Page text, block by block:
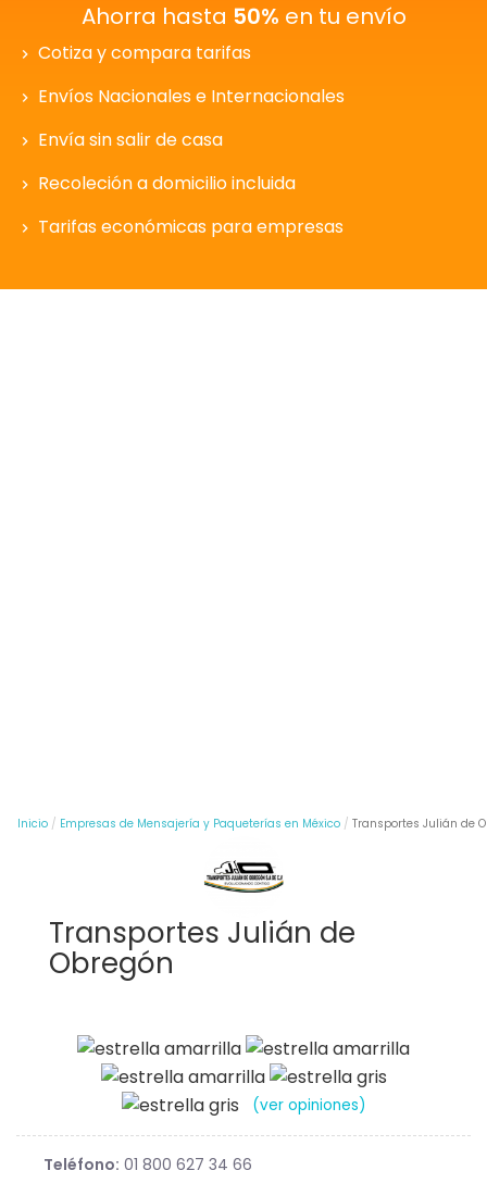
Ahorra hasta 50% en tu envío
Cotiza y compara tarifas
Envíos Nacionales e Internacionales
Envía sin salir de casa
Recoleción a domicilio incluida
Tarifas económicas para empresas
Inicio Empresas de Mensajería y Paqueterías en México Transportes Julián de
Transportes Julián de
Obregón
(ver opiniones)
Teléfono: 01 800 627 34 66